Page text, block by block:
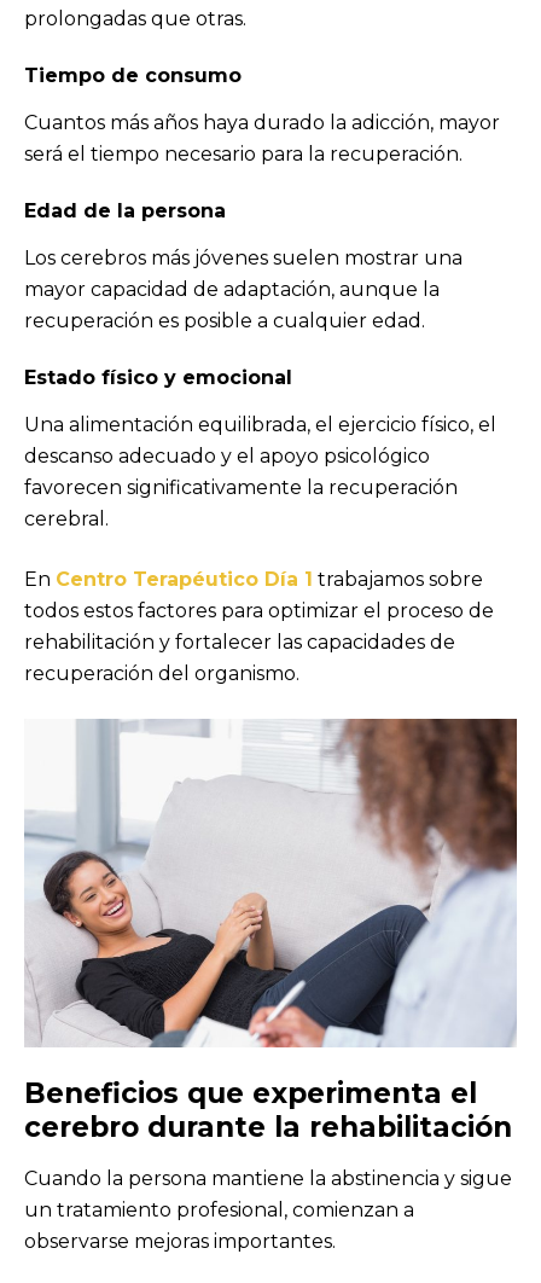
prolongadas que otras.
Tiempo de consumo
Cuantos más años haya durado la adicción, mayor
será el tiempo necesario para la recuperación.
Edad de la persona
Los cerebros más jóvenes suelen mostrar una
mayor capacidad de adaptación, aunque la
recuperación es posible a cualquier edad.
Estado físico y emocional
Una alimentación equilibrada, el ejercicio físico, el
descanso adecuado y el apoyo psicológico
favorecen significativamente la recuperación
cerebral.
En Centro Terapéutico Día 1 trabajamos sobre
todos estos factores para optimizar el proceso de
rehabilitación y fortalecer las capacidades de
recuperación del organismo.
Beneficios que experimenta el
cerebro durante la rehabilitación
Cuando la persona mantiene la abstinencia y sigue
un tratamiento profesional, comienzan a
observarse mejoras importantes.